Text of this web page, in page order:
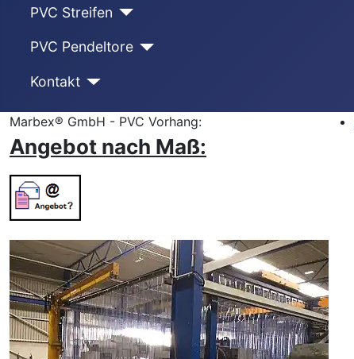
PVC Streifen
PVC Pendeltore
Kontakt
Marbex® GmbH - PVC Vorhang:
Angebot nach Maß: